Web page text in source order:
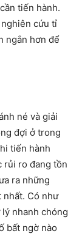
tiến hành.
cứu tỉ
ngắn hơn để
né và giải
đợi ở trong
tiến hành
rủi ro đang tồn
ra những
nhất. Có như
nhanh chóng
bất ngờ nào